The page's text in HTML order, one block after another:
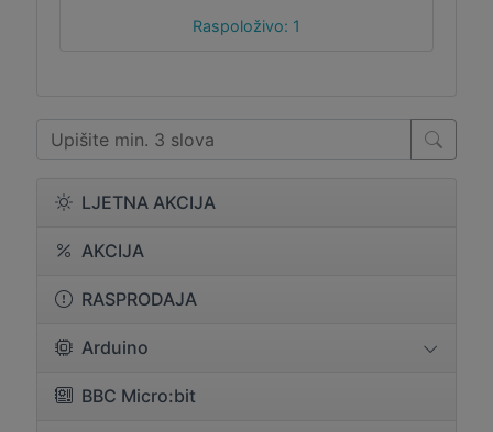
LJETNA AKCIJA
AKCIJA
RASPRODAJA
Arduino
BBC Micro:bit
Raspoloživo: 1